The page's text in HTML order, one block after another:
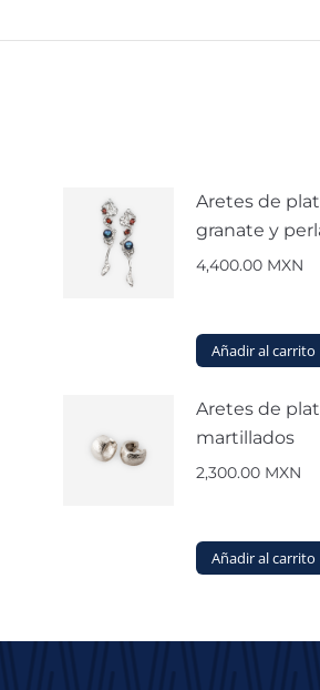
Aretes de
granate y
4,400.00 MXN
Añadir al carrito
Aretes de
martillados
2,300.00 MXN
Añadir al carrito